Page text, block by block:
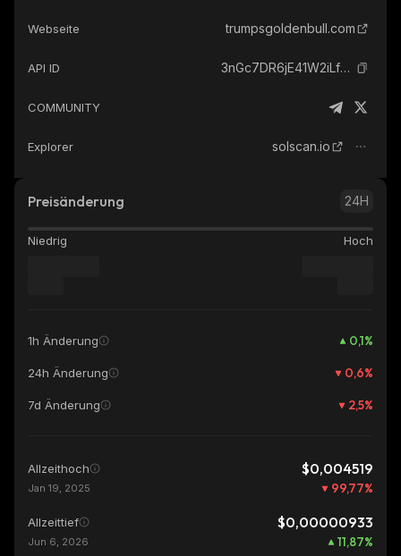
Webseite trumpsgoldenbull.com
API ID 3nGc7DR6jE41W2iLfvPC3ctPEPzhqAMWuvZRKXNLpump_solana
COMMUNITY
Explorer solscan.io
Preisänderung 24H
Niedrig Hoch
1h Änderung 0,1%
24h Änderung 0,6%
7d Änderung 2,5%
Allzeithoch $0,004519
Jan 19, 2025 99,77%
Allzeittief $0,00000933
Jun 6, 2026 11,87%